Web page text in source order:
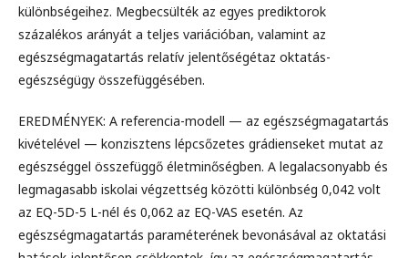
különbségeihez. Megbecsülték az egyes prediktorok
százalékos arányát a teljes variációban, valamint az
egészségmagatartás relatív jelentőségétaz oktatás-
egészségügy összefüggésében.
EREDMÉNYEK: A referencia-modell — az egészségmagatartás
kivételével — konzisztens lépcsőzetes grádienseket mutat az
egészséggel összefüggő életminőségben. A legalacsonyabb és
legmagasabb iskolai végzettség közötti különbség 0,042 volt
az EQ-5D-5 L-nél és 0,062 az EQ-VAS esetén. Az
egészségmagatartás paraméterének bevonásával az oktatási